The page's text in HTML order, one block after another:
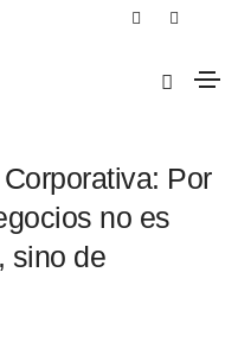
Por
no es
sino de